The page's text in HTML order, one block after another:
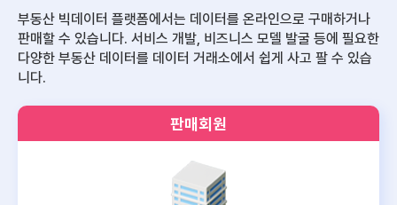
부동산 빅데이터 플랫폼에서는 데이터를 온라인으로 구매하거나
판매할 수 있습니다. 서비스 개발, 비즈니스 모델 발굴 등에 필요한
다양한 부동산 데이터를 데이터 거래소에서 쉽게 사고 팔 수 있습
니다.
판매회원